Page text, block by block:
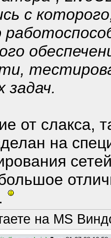
с
задач.
от
на
на MS